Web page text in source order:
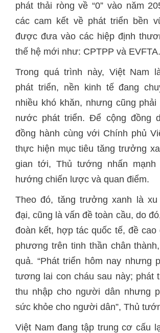
phát thải ròng về “0” vào năm
các cam kết về phát triển bền
được đưa vào các hiệp định
thế hệ mới như: CPTPP và EVFTA.
Trong quá trình này, Việt Nam
phát triển, nền kinh tế đang
nhiều khó khăn, nhưng cũng
nước phát triển. Để cộng đồng
đồng hành cùng với Chính phủ
thực hiện mục tiêu tăng trưởng
gian tới, Thủ tướng nhấn mạnh
hướng chiến lược và quan điểm.
Theo đó, tăng trưởng xanh là
đại, cũng là vấn đề toàn cầu, do
đoàn kết, hợp tác quốc tế, đề cao
phương trên tinh thần chân
quả. “Phát triển hôm nay nhưng
tương lai con cháu sau này; phát
thu nhập cho người dân nhưng
sức khỏe cho người dân”, Thủ
Việt Nam đang tập trung cơ cấu